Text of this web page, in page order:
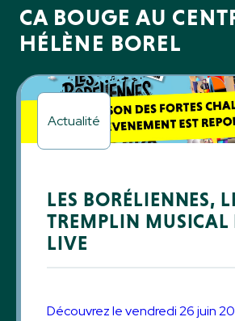
CA BOUGE AU
HÉLÈNE BOREL
Actualité
LES BORÉLIENNES,
TREMPLIN MUSICAL
LIVE
Découvrez le vendredi 26 juin